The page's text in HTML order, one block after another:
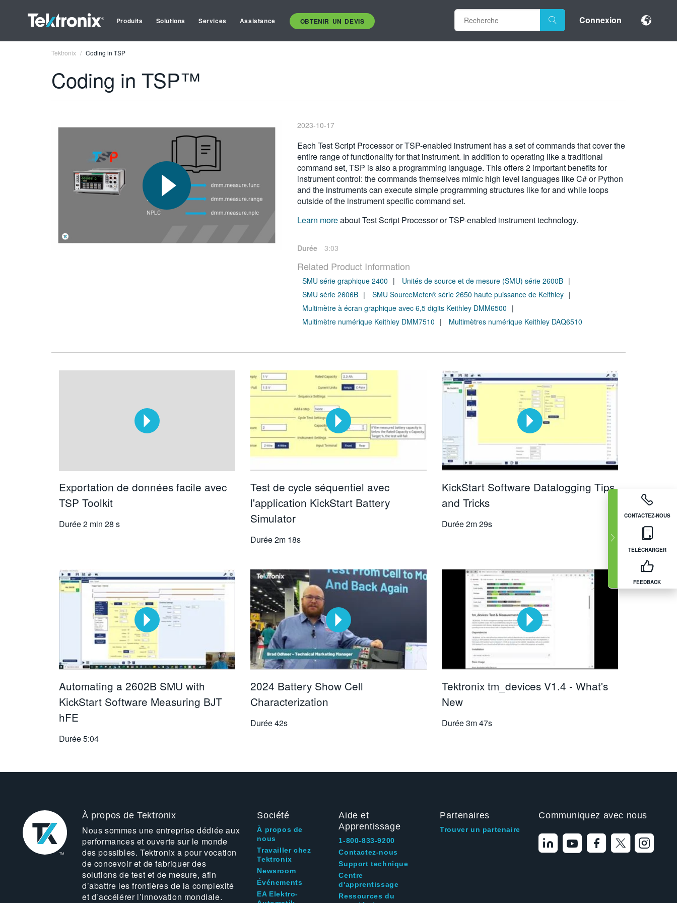
Produits Solutions Services Assistance OBTENIR UN DEVIS Connexion
CONTACTEZ-NOUS
TÉLÉCHARGER
FEEDBACK
Tektronix Coding in TSP
Coding in TSP™
2023-10-17
Each Test Script Processor or TSP-enabled instrument has a set of commands that cover the
entire range of functionality for that instrument. In addition to operating like a traditional
command set, TSP is also a programming language. This offers 2 important benefits for
instrument control: the commands themselves mimic high level languages like C# or Python
and the instruments can execute simple programming structures like for and while loops
outside of the instrument specific command set.
Learn moreabout Test Script Processor or TSP-enabled instrument technology.
Durée 3:03
Related Product Information
SMU série graphique 2400
Unités de source et de mesure (SMU) série 2600B
SMU série 2606B
SMU SourceMeter® série 2650 haute puissance de Keithley
Multimètre à écran graphique avec 6,5 digits Keithley DMM6500
Multimètre numérique Keithley DMM7510
Multimètres numérique Keithley DAQ6510
Exportation de données facile avec
TSP Toolkit
Durée2 min 28 s
Test de cycle séquentiel avec
l'application KickStart Battery
Simulator
Durée2m 18s
KickStart Software Datalogging Tips
and Tricks
Durée2m 29s
Automating a 2602B SMU with
KickStart Software Measuring BJT
hFE
Durée5:04
2024 Battery Show Cell
Characterization
Durée42s
Tektronix tm_devices V1.4 - What's
New
Durée3m 47s
À propos de Tektronix
Nous sommes une entreprise dédiée aux
performances et ouverte sur le monde
des possibles. Tektronix a pour vocation
de concevoir et de fabriquer des
solutions de test et de mesure, afin
d’abattre les frontières de la complexité
et d’accélérer l’innovation mondiale.
Société
À propos de
nous
Travailler chez
Tektronix
Newsroom
Événements
EA Elektro-
Aide et
Apprentissage
1-800-833-9200
Contactez-nous
Support technique
Centre
d'apprentissage
Ressources du
Partenaires
Trouver un partenaire
Communiquez avec nous